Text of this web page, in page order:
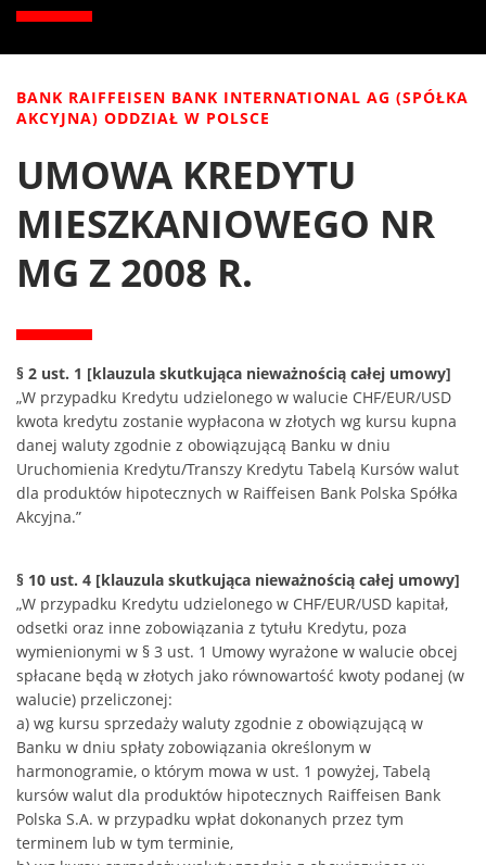
BANK RAIFFEISEN BANK INTERNATIONAL AG (SPÓŁKA
AKCYJNA) ODDZIAŁ W POLSCE
UMOWA KREDYTU
MIESZKANIOWEGO NR
MG Z 2008 R.
§ 2 ust. 1 [klauzula skutkująca nieważnością całej umowy]
„W przypadku Kredytu udzielonego w walucie CHF/EUR/USD
kwota kredytu zostanie wypłacona w złotych wg kursu kupna
danej waluty zgodnie z obowiązującą Banku w dniu
Uruchomienia Kredytu/Transzy Kredytu Tabelą Kursów walut
dla produktów hipotecznych w Raiffeisen Bank Polska Spółka
Akcyjna.”
§ 10 ust. 4 [klauzula skutkująca nieważnością całej umowy]
„W przypadku Kredytu udzielonego w CHF/EUR/USD kapitał,
odsetki oraz inne zobowiązania z tytułu Kredytu, poza
wymienionymi w § 3 ust. 1 Umowy wyrażone w walucie obcej
spłacane będą w złotych jako równowartość kwoty podanej (w
walucie) przeliczonej:
a) wg kursu sprzedaży waluty zgodnie z obowiązującą w
Banku w dniu spłaty zobowiązania określonym w
harmonogramie, o którym mowa w ust. 1 powyżej, Tabelą
kursów walut dla produktów hipotecznych Raiffeisen Bank
Polska S.A. w przypadku wpłat dokonanych przez tym
terminem lub w tym terminie,